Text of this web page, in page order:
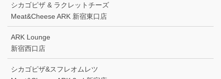
シカゴピザ & ラクレットチーズ
Meat&Cheese ARK 新宿東口店
ARK Lounge
新宿西口店
シカゴピザ&スフレオムレツ